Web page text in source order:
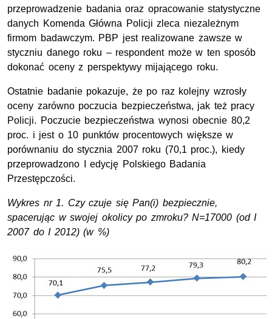
przeprowadzenie badania oraz opracowanie statystyczne
danych Komenda Główna Policji zleca niezależnym
firmom badawczym. PBP jest realizowane zawsze w
styczniu danego roku – respondent może w ten sposób
dokonać oceny z perspektywy mijającego roku.
Ostatnie badanie pokazuje, że po raz kolejny wzrosły
oceny zarówno poczucia bezpieczeństwa, jak też pracy
Policji. Poczucie bezpieczeństwa wynosi obecnie 80,2
proc. i jest o 10 punktów procentowych większe w
porównaniu do stycznia 2007 roku (70,1 proc.), kiedy
przeprowadzono I edycję Polskiego Badania
Przestępczości.
Wykres nr 1. Czy czuje się Pan(i) bezpiecznie,
spacerując w swojej okolicy po zmroku? N=17000 (od I
2007 do I 2012) (w %)